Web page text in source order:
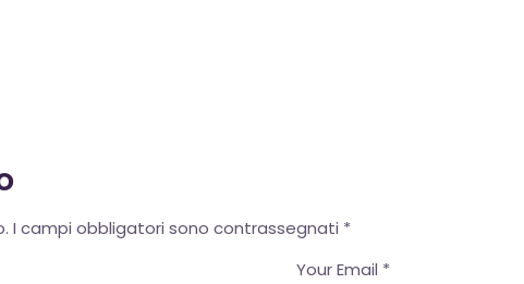
I campi obbligatori sono contrassegnati *